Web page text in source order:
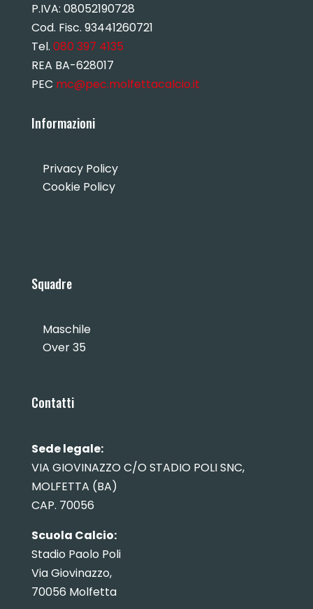
P.IVA: 08052190728
Cod. Fisc. 93441260721
Tel. 080 397 4135
REA BA-628017
PEC mc@pec.molfettacalcio.it
Informazioni
Privacy Policy
Cookie Policy
Squadre
Maschile
Over 35
Contatti
Sede legale:
VIA GIOVINAZZO C/O STADIO POLI SNC,
MOLFETTA (BA)
CAP. 70056
Scuola Calcio:
Stadio Paolo Poli
Via Giovinazzo,
70056 Molfetta